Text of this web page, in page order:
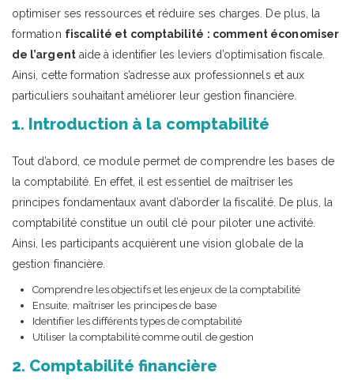
optimiser ses ressources et réduire ses charges. De plus, la
formation fiscalité et comptabilité : comment économiser
de l’argentaide à identifier les leviers d’optimisation fiscale.
Ainsi, cette formation s’adresse aux professionnels et aux
particuliers souhaitant améliorer leur gestion financière.
1. Introduction à la comptabilité
Tout d’abord, ce module permet de comprendre les bases de
la comptabilité. En effet, il est essentiel de maîtriser les
principes fondamentaux avant d’aborder la fiscalité. De plus, la
comptabilité constitue un outil clé pour piloter une activité.
Ainsi, les participants acquièrent une vision globale de la
gestion financière.
Comprendre les objectifs et les enjeux de la comptabilité
Ensuite, maîtriser les principes de base
Identifier les différents types de comptabilité
Utiliser la comptabilité comme outil de gestion
2. Comptabilité financière